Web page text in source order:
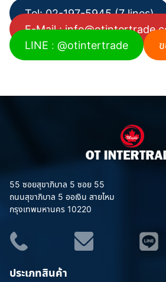
Tel: 02-197-5945 (7 lines)
E-Mail :
LINE : @otintertrade
55 ซอยสุขาภิบาล 5 ซอย 55
ถนนสุขาภิบาล 5 ออเงิน สายไหม
กรุงเทพมหานคร 10220
ประเภทสินค้า